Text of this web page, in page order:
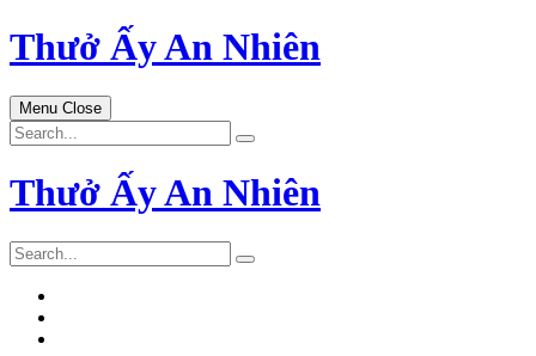
Skip
to
Thưở Ấy An Nhiên
Menu Close
Search
for:
Thưở Ấy An Nhiên
Search
for: